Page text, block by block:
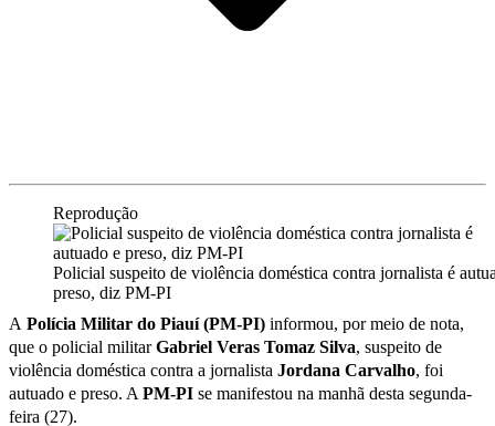
Reprodução
Policial suspeito de violência doméstica contra jornalista é
preso, diz PM-PI
A Polícia Militar do Piauí (PM-PI) informou, por meio de nota,
que o policial militarGabriel Veras Tomaz Silva, suspeito de
violência doméstica contra a jornalista Jordana Carvalho, foi
autuado e preso. A PM-PI se manifestou na manhã desta segunda-
feira (27).